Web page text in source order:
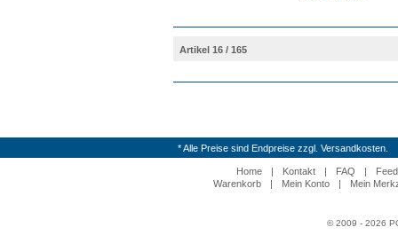
Artikel 16 / 165
* Alle Preise sind Endpreise zzgl. Versandkosten.
Home | Kontakt | FAQ |
Warenkorb
| Mein Konto | Mein
© 2009 - 2026